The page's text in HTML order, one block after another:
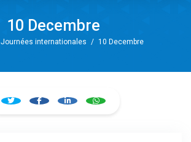
10 Decembre
Journées internationales / 10 Decembre